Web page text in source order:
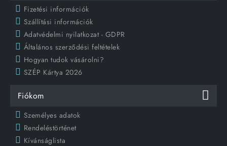
Fizetési információk
Szállítási információk
Adatvédelmi nyilatkozat - GDPR
Általános szerződési feltételek
Hogyan tudok vásárolni?
SZÉP Kártya 2026
Fiókom
Személyes adatok
Rendeléstörténet
Kívánságlista